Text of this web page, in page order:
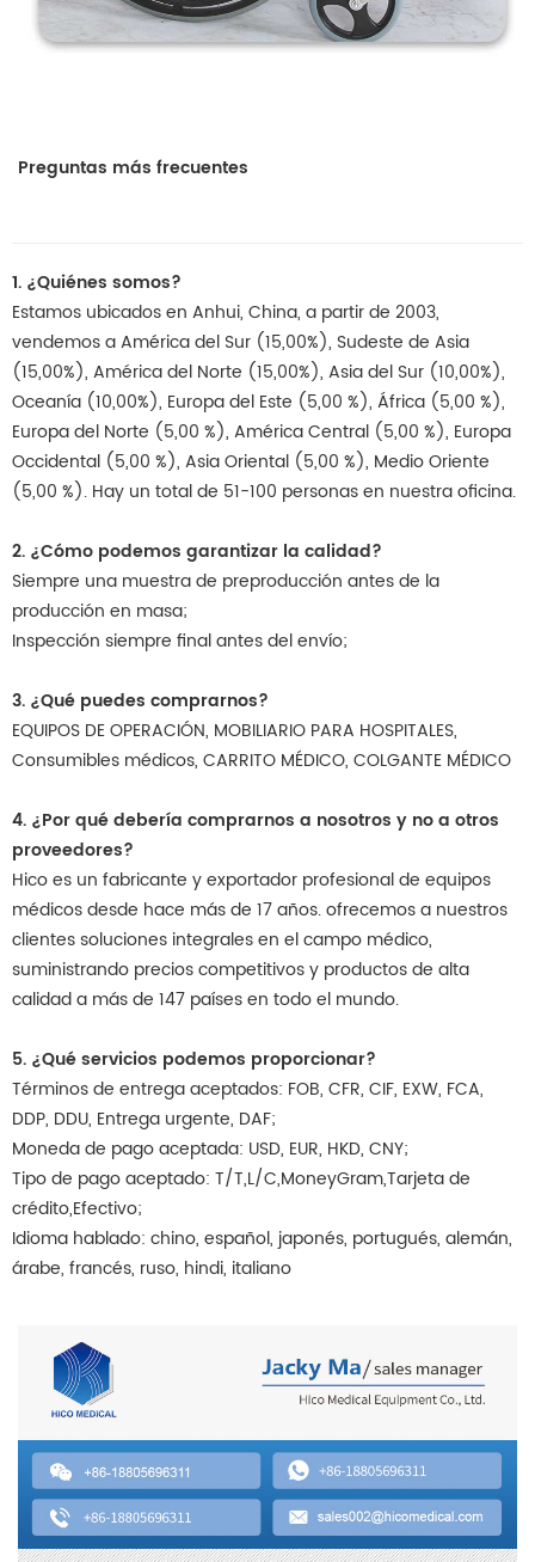
Preguntas más frecuentes
1. ¿Quiénes somos?
Estamos ubicados en Anhui, China, a partir de 2003,
vendemos a América del Sur (15,00%), Sudeste de Asia
(15,00%), América del Norte (15,00%), Asia del Sur (10,00%),
Oceanía (10,00%), Europa del Este (5,00 %), África (5,00 %),
Europa del Norte (5,00 %), América Central (5,00 %), Europa
Occidental (5,00 %), Asia Oriental (5,00 %), Medio Oriente
(5,00 %). Hay un total de 51-100 personas en nuestra oficina.
2. ¿Cómo podemos garantizar la calidad?
Siempre una muestra de preproducción antes de la
producción en masa;
Inspección siempre final antes del envío;
3. ¿Qué puedes comprarnos?
EQUIPOS DE OPERACIÓN, MOBILIARIO PARA HOSPITALES,
Consumibles médicos, CARRITO MÉDICO, COLGANTE MÉDICO
4. ¿Por qué debería comprarnos a nosotros y no a otros
proveedores?
Hico es un fabricante y exportador profesional de equipos
médicos desde hace más de 17 años. ofrecemos a nuestros
clientes soluciones integrales en el campo médico,
suministrando precios competitivos y productos de alta
calidad a más de 147 países en todo el mundo.
5. ¿Qué servicios podemos proporcionar?
Términos de entrega aceptados: FOB, CFR, CIF, EXW, FCA,
DDP, DDU, Entrega urgente, DAF;
Moneda de pago aceptada: USD, EUR, HKD, CNY;
Tipo de pago aceptado: T/T,L/C,MoneyGram,Tarjeta de
crédito,Efectivo;
Idioma hablado: chino, español, japonés, portugués, alemán,
árabe, francés, ruso, hindi, italiano